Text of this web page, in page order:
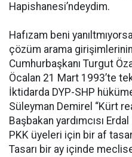
Hapishanesi’ndeydim.
Hafızam beni
çözüm arama
Cumhurbaşkanı Turgut
Öcalan 21 Mart 1993’te
İktidarda DYP-SHP
Süleyman Demirel “Kürt
Başbakan yardımcısı
PKK üyeleri için bir af
Tasarı bir ay içinde